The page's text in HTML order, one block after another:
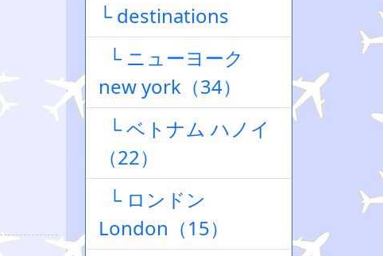
└ destinations
└ ニューヨーク
new york（34）
└ ベトナム ハノイ
（22）
└ ロンドン
London（15）